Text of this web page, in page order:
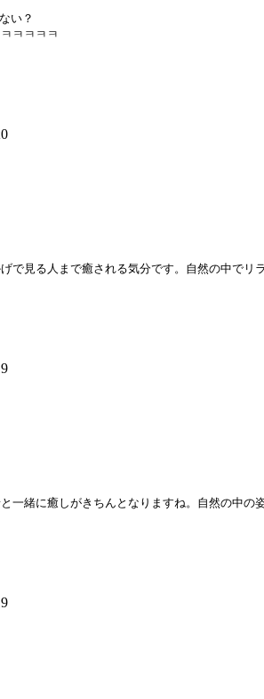
い？
ㅋㅋㅋㅋ
で見る人まで癒される気分です。自然の中でリ
一緒に癒しがきちんとなりますね。自然の中の